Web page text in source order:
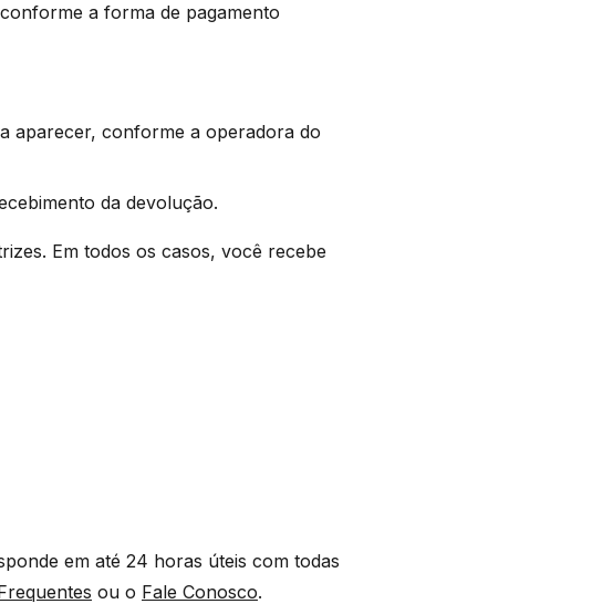
a forma de pagamento
aparecer, conforme a operadora do
da devolução.
Em todos os casos, você recebe
em até 24 horas úteis com todas
ou o Fale Conosco.